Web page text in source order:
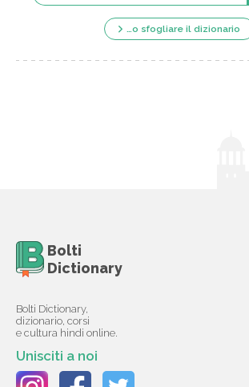
…o sfogliare il dizionario
Bolti
Dictionary
Bolti Dictionary,
dizionario, corsi
e cultura hindi online.
Unisciti a noi